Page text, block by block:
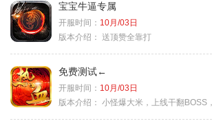
宝宝牛逼专属
开服时间： 10月/03日
版本介绍： 送顶赞全靠打
免费测试←
开服时间： 10月/03日
版本介绍： 小怪爆大米，上线干翻BOSS，拿